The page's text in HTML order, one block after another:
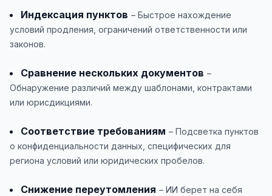
Индексация пунктов – Быстрое нахождение
условий продления, ограничений ответственности или
законов.
Сравнение нескольких документов –
Обнаружение различий между шаблонами, контрактами
или юрисдикциями.
Соответствие требованиям – Подсветка пунктов
о конфиденциальности данных, специфических для
региона условий или юридических пробелов.
Снижение переутомления – ИИ берет на себя